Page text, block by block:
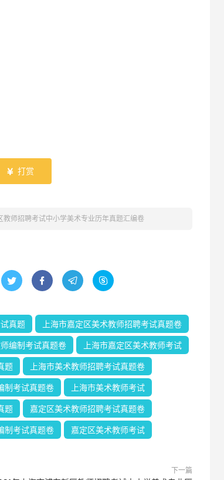
 打赏
教师招聘考试中小学美术专业历年真题汇编卷
   
真题 上海市嘉定区美术教师招聘考试真题卷
编制考试真题卷 上海市嘉定区美术教师考试
题 上海市美术教师招聘考试真题卷
制考试真题卷 上海市美术教师考试
题 嘉定区美术教师招聘考试真题卷
制考试真题卷 嘉定区美术教师考试
下一篇